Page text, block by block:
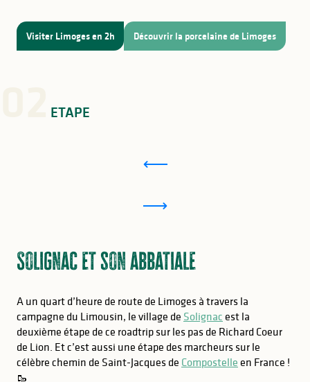
Visiter Limoges en 2h Découvrir la porcelaine de Limoges
ETAPE
Solignac et son abbatiale
A un quart d’heure de route de Limoges à travers la
campagne du Limousin, le village de Solignac est la
deuxième étape de ce roadtrip sur les pas de Richard Coeur
de Lion. Et c’est aussi une étape des marcheurs sur le
célèbre chemin de Saint-Jacques de Compostelle en France !
🥾